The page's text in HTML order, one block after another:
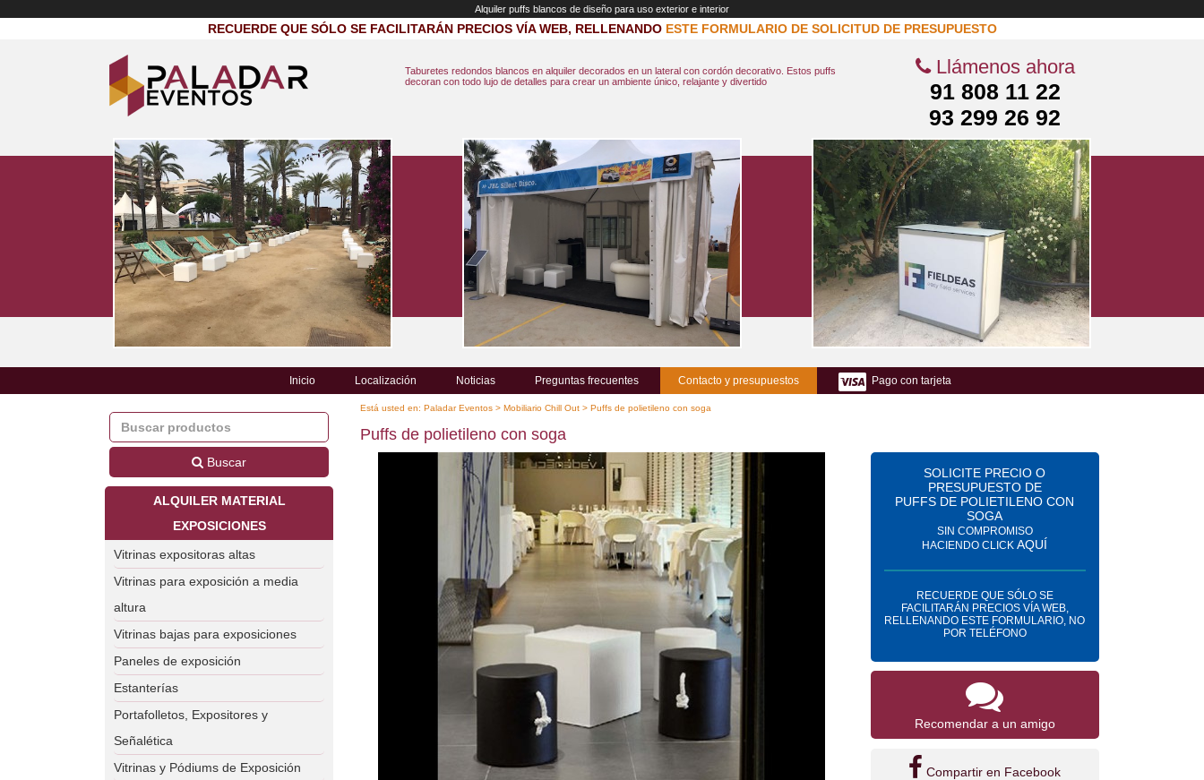
Alquiler puffs blancos de diseño para uso exterior e interior
RECUERDE QUE SÓLO SE FACILITARÁN PRECIOS VÍA WEB, RELLENANDO ESTE FORMULARIO DE SOLICITUD DE PRESUPUESTO
Taburetes redondos blancos en alquiler decorados en un lateral con cordón decorativo. Estos puffs
decoran con todo lujo de detalles para crear un ambiente único, relajante y divertido
Llámenos ahora
91 808 11 22
93 299 26 92
Inicio Localización Noticias Preguntas frecuentes Contacto y presupuestos Pago con tarjeta
Buscar
ALQUILER MATERIAL
EXPOSICIONES
Vitrinas expositoras altas
Vitrinas para exposición a media
altura
Vitrinas bajas para exposiciones
Paneles de exposición
Estanterías
Portafolletos, Expositores y
Señalética
Vitrinas y Pódiums de Exposición
Está usted en: Paladar Eventos > Mobiliario Chill Out > Puffs de polietileno con soga
Puffs de polietileno con soga
SOLICITE PRECIO O
PRESUPUESTO DE
PUFFS DE POLIETILENO CON
SOGA
SIN COMPROMISO
HACIENDO CLICKAQUÍ
RECUERDE QUE SÓLO SE
FACILITARÁN PRECIOS VÍA WEB,
RELLENANDO ESTE FORMULARIO, NO
POR TELÉFONO
Recomendar a un amigo
Compartir en Facebook